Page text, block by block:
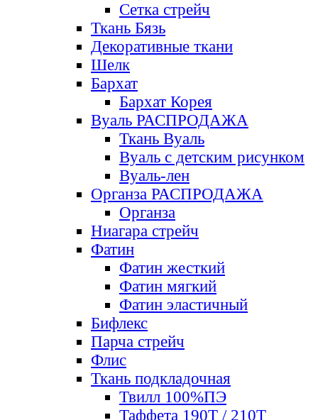
Сетка стрейч
Ткань Бязь
Декоративные ткани
Шелк
Бархат
Бархат Корея
Вуаль РАСПРОДАЖА
Ткань Вуаль
Вуаль с детским рисунком
Вуаль-лен
Органза РАСПРОДАЖА
Органза
Ниагара стрейч
Фатин
Фатин жесткий
Фатин мягкий
Фатин элаcтичный
Бифлекс
Парча стрейч
Флис
Ткань подкладочная
Твилл 100%ПЭ
Таффета 190Т / 210Т